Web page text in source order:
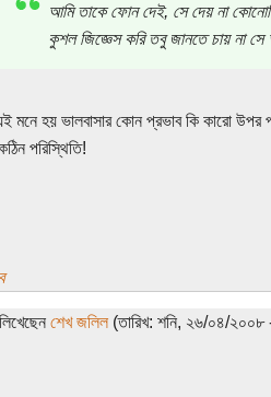
আমি তাকে ফোন দেই, সে দেয় না
কুশল জিজ্ঞেস করি তবু জানতে চায় না সে
মনে হয় ভালবাসার কোন প্রভাব কি কারো উপর
পরিস্থিতি!
শেখ জলিল(তারিখ: শনি, ২৬/০৪/২০০৮